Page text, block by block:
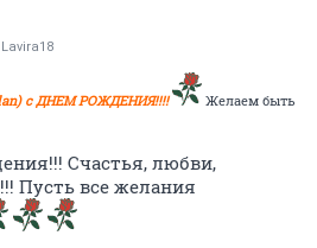
Lavira18
с ДНЕМ РОЖДЕНИЯ!!!!
Желаем быть
Счастья, любви,
Пусть все желания